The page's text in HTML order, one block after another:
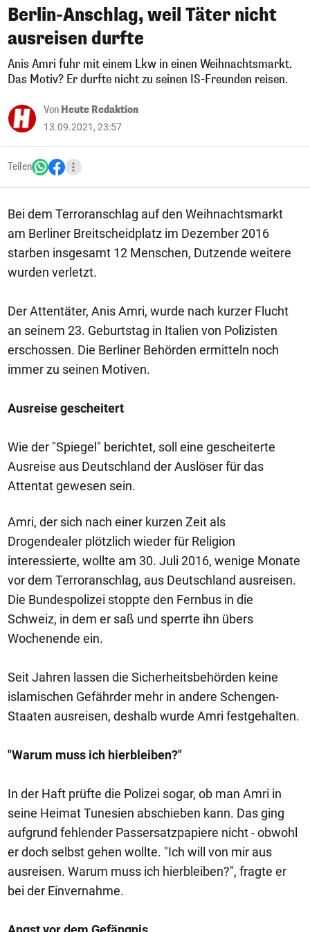
Berlin-Anschlag, weil Täter nicht
ausreisen durfte
Anis Amri fuhr mit einem Lkw in einen Weihnachtsmarkt.
Das Motiv? Er durfte nicht zu seinen IS-Freunden reisen.
Von Heute Redaktion
13.09.2021, 23:57
Teilen
Bei dem Terroranschlag auf den Weihnachtsmarkt
am Berliner Breitscheidplatz im Dezember 2016
starben insgesamt 12 Menschen, Dutzende weitere
wurden verletzt.
Der Attentäter, Anis Amri, wurde nach kurzer Flucht
an seinem 23. Geburtstag in Italien von Polizisten
erschossen. Die Berliner Behörden ermitteln noch
immer zu seinen Motiven.
Ausreise gescheitert
Wie der "Spiegel" berichtet, soll eine gescheiterte
Ausreise aus Deutschland der Auslöser für das
Attentat gewesen sein.
Amri, der sich nach einer kurzen Zeit als
Drogendealer plötzlich wieder für Religion
interessierte, wollte am 30. Juli 2016, wenige Monate
vor dem Terroranschlag, aus Deutschland ausreisen.
Die Bundespolizei stoppte den Fernbus in die
Schweiz, in dem er saß und sperrte ihn übers
Wochenende ein.
Seit Jahren lassen die Sicherheitsbehörden keine
islamischen Gefährder mehr in andere Schengen-
Staaten ausreisen, deshalb wurde Amri festgehalten.
"Warum muss ich hierbleiben?"
In der Haft prüfte die Polizei sogar, ob man Amri in
seine Heimat Tunesien abschieben kann. Das ging
aufgrund fehlender Passersatzpapiere nicht - obwohl
er doch selbst gehen wollte. "Ich will von mir aus
ausreisen. Warum muss ich hierbleiben?", fragte er
bei der Einvernahme.